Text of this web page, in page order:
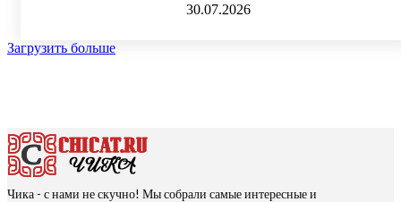
30.07.2026
Загрузить больше
Чика - с нами не скучно! Мы собрали самые интересные и